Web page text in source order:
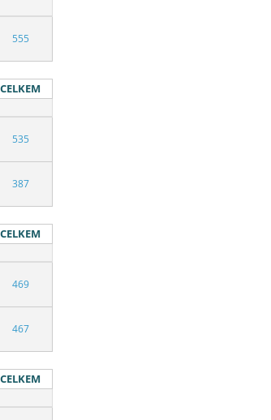
555
CELKEM
535
387
CELKEM
469
467
CELKEM